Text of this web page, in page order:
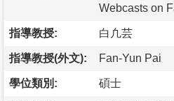
Webcasts on
指導教授: 白凢芸
指導教授(外文): Fan-Yun Pai
學位類別: 碩士